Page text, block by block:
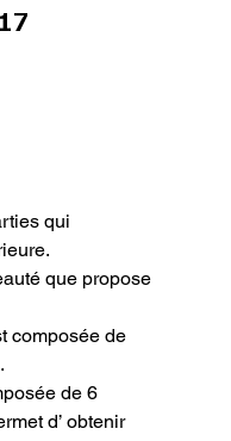
qui
que propose
composée de
de 6
d’ obtenir